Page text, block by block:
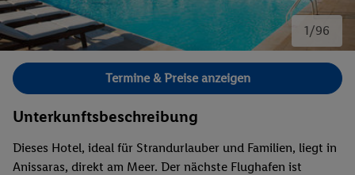
1/96
Bild 1 von 96.
Termine & Preise anzeigen
Unterkunftsbeschreibung
Dieses Hotel, ideal für Strandurlauber und Familien, liegt in
Anissaras, direkt am Meer. Der nächste Flughafen ist